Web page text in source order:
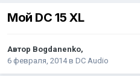
Мой DC 15 XL
Автор Bogdanenko,
6 февраля, 2014в DC Audio